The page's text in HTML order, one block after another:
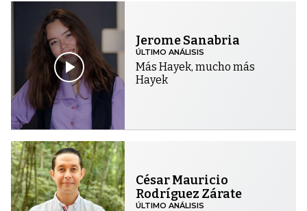
Jerome Sanabria
ÚLTIMO ANÁLISIS
Más Hayek, mucho más
Hayek
César Mauricio
Rodríguez Zárate
ÚLTIMO ANÁLISIS